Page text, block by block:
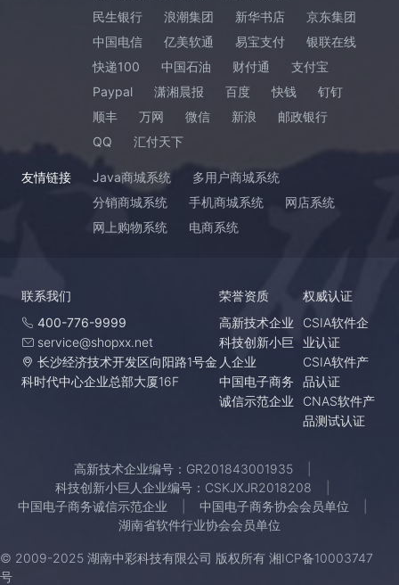
民生银行
浪潮集团 新华书店
京东集团
中国电信
亿美软通 易宝支付
银联在线
快递100
中国石油 财付通
支付宝
Paypal
潇湘晨报 百度 快钱
钉钉
顺丰
万网 微信 新浪
邮政银行
QQ
汇付天下
友情链接 Java商城系统
多用户商城系统
分销商城系统
手机商城系统
网店系统
网上购物系统
电商系统
联系我们
400-776-9999
service@shopxx.net
长沙经济技术开发区向阳路1号金
科时代中心企业总部大厦16F
荣誉资质
高新技术企业
科技创新小巨
人企业
中国电子商务
诚信示范企业
权威认证
CSIA软件企
业认证
CSIA软件产
品认证
CNAS软件产
品测试认证
高新技术企业编号：GR201843001935
科技创新小巨人企业编号：CSKJXJR2018208
中国电子商务诚信示范企业
中国电子商务协会会员单位
湖南省软件行业协会会员单位
© 2009-2025 湖南中彩科技有限公司 版权所有 湘ICP备10003747
号